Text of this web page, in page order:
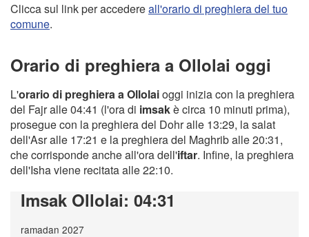
Clicca sul link per accedereall'orario di preghiera del tuo
comune.
Orario di preghiera a Ollolai oggi
L'orario di preghiera a Ollolaioggi inizia con la preghiera
del Fajr alle 04:41 (l'ora di imsakè circa 10 minuti prima),
prosegue con la preghiera del Dohr alle 13:29, la salat
dell'Asr alle 17:21 e la preghiera del Maghrib alle 20:31,
che corrisponde anche all'ora dell'iftar. Infine, la preghiera
dell'Isha viene recitata alle 22:10.
Imsak Ollolai: 04:31
ramadan 2027